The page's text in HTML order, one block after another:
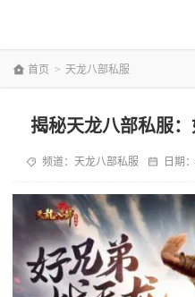
首页 > 天龙八部私服
揭秘天龙八部私服
频道： 天龙八部私服 日期：